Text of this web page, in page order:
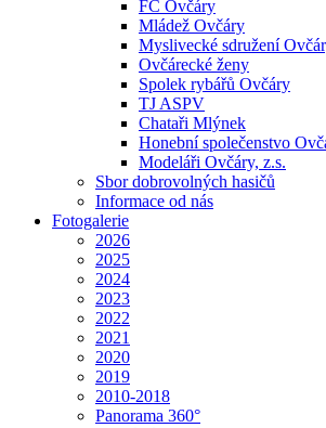
FC Ovčáry
Mládež Ovčáry
Myslivecké sdružení
Ovčárecké ženy
Spolek rybářů Ovčáry
TJ ASPV
Chataři Mlýnek
Honební společenstvo
Modeláři Ovčáry, z.s.
Sbor dobrovolných hasičů
Informace od nás
Fotogalerie
2026
2025
2024
2023
2022
2021
2020
2019
2010-2018
Panorama 360°